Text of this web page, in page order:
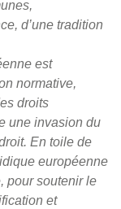
d’une tradition
est
normative,
droits
une invasion du
En toile de
européenne
pour soutenir le
et